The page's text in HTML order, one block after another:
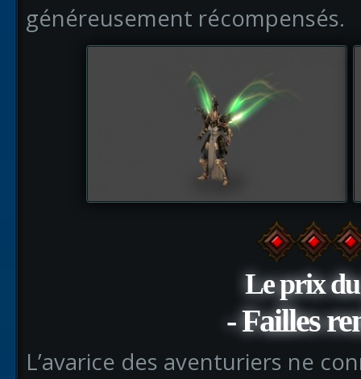
généreusement récompensés.
Le prix
- Failles
L’avarice des aventuriers ne